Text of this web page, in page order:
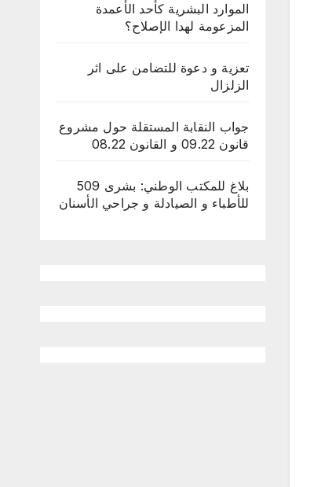
الموارد البشرية كأحد الأعمدة
المزعومة لهدا الإصلاح؟
تعزية و دعوة للتضامن على اثر
الزلزال
جواب النقابة المستقلة حول مشروع
قانون 09.22 و القانون 08.22
بلاغ للمكتب الوطني: بشرى 509
للأطباء و الصيادلة و جراحي الأسنان